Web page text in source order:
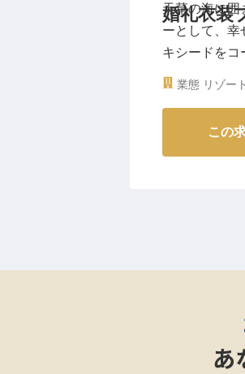
婚礼衣装
天草の海に囲
ーとして、幸
キシードを
で、大きなや
【この企業
ホテルアレ
業態 リゾー
この
あ